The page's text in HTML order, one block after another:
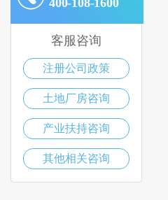
400-108-1600
客服咨询
注册公司政策
土地厂房咨询
产业扶持咨询
其他相关咨询